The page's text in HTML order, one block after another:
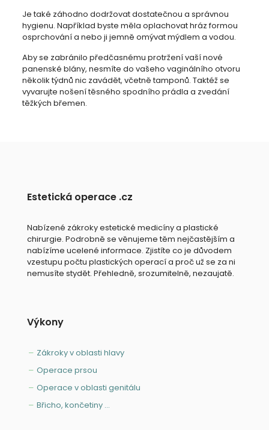
Je také záhodno dodržovat dostatečnou a správnou
hygienu. Například byste měla oplachovat hráz formou
osprchování a nebo ji jemně omývat mýdlem a vodou.
Aby se zabránilo předčasnému protržení vaší nové
panenské blány, nesmíte do vašeho vaginálního otvoru
několik týdnů nic zavádět, včetně tamponů. Taktéž se
vyvarujte nošení těsného spodního prádla a zvedání
těžkých břemen.
Estetická operace .cz
Nabízené zákroky estetické medicíny a plastické
chirurgie. Podrobně se věnujeme těm nejčastějším a
nabízíme ucelené informace. Zjistíte co je důvodem
vzestupu počtu plastických operací a proč už se za ni
nemusíte stydět. Přehledně, srozumitelně, nezaujatě.
Výkony
Zákroky v oblasti hlavy
Operace prsou
Operace v oblasti genitálu
Břicho, končetiny ...